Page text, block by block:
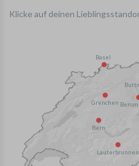
Klicke auf deinen
Basel
Bern
Grenchen
Lauterbrunnen